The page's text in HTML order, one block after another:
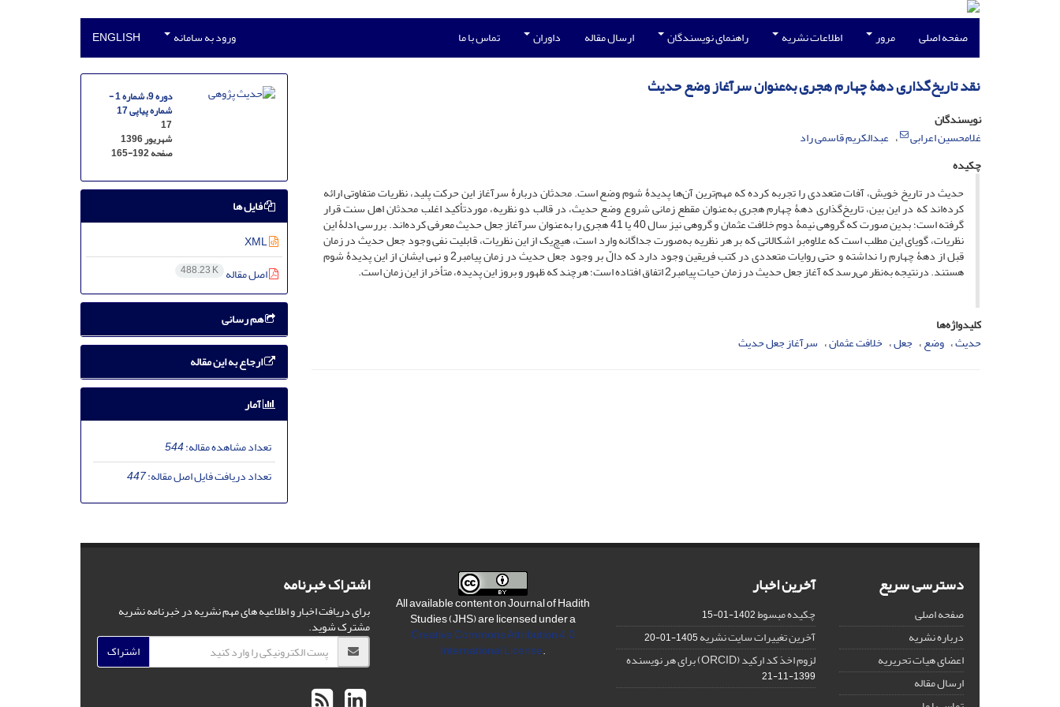
صفحه اصلی مرور اطلاعات نشریه راهنمای نویسندگان ارسال مقاله داوران تماس با ما ورود به سامانه ENGLISH
نقد تاریخ‌گذاری دهۀ چهارم هجری به‌عنوان سرآغاز وضع حدیث
نویسندگان
غلامحسین اعرابی
عبدالکریم قاسمی راد
چکیده
حدیث در تاریخ خویش، آفات متعددی را تجربه کرده که مهم‌ترین آن‌ها پدیدۀ شوم وضع است. محدثان دربارۀ سرآغاز این حرکت پلید، نظریات متفاوتی ارائه
کرده‌اند که در این بین، تاریخ‌گذاری دهۀ چهارم هجری به‌عنوان مقطع زمانی شروع وضع حدیث، در قالب دو نظریه، موردتأکید اغلب محدثان اهل سنت قرار
گرفته است؛ بدین صورت که گروهی نیمۀ دوم خلافت عثمان و گروهی نیز سال 40 یا 41 هجری را به‌عنوان سرآغاز جعل حدیث معرفی کرده‌اند. بررسی ادلۀ این
نظریات، گویای این مطلب است که علاوه‌بر اشکالاتی که بر هر نظریه به‌صورت جداگانه وارد است، هیچ‌یک از این نظریات، قابلیت نفی وجود جعل حدیث در زمان
قبل از دهۀ چهارم را نداشته و حتی روایات متعددی در کتب فریقین وجود دارد که دالّ بر وجود جعل حدیث در زمان پیامبر2 و نهی ایشان از این پدیدۀ شوم
هستند. درنتیجه به‌نظر می‌رسد که آغاز جعل حدیث در زمان حیات پیامبر2 اتفاق افتاده است؛ هرچند که ظهور و بروز این پدیده، متأخر از این زمان است.
کلیدواژه‌ها
حدیث وضع جعل خلافت عثمان سرآغاز جعل حدیث
دوره 9، شماره 1 -
شماره پیاپی 17
17
شهریور 1396
صفحه165-192
فایل ها
XML
اصل مقاله 488.23 K
هم رسانی
ارجاع به این مقاله
آمار
تعداد مشاهده مقاله:544
تعداد دریافت فایل اصل مقاله:447
دسترسی سریع
صفحه اصلی
درباره نشریه
اعضای هیات تحریریه
ارسال مقاله
آخرین اخبار
چکیده مبسوط1402-01-15
آخرین تغییرات سایت نشریه1405-01-20
لزوم اخذ کد ارکید (ORCID) برای هر نویسنده
1399-11-21
All available content on Journal of Hadith
Studies (JHS) are licensed under a
Creative Commons Attribution 4.0
International License.
اشتراک خبرنامه
برای دریافت اخبار و اطلاعیه های مهم نشریه در خبرنامه نشریه
مشترک شوید.
اشتراک